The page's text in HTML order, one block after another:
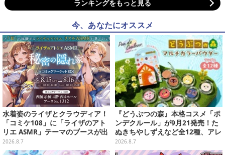
ランキングをもっと見る
今、あなたにオススメ
水着姿のライザとクラウディア！
「コミケ108」に「ライザのアト
リエ ASMR」テーマのブースが出
展ーアクスタや限定“たる”ボイス
ASMRカードも
2026.8.7
『どうぶつの森』本格コスメ「ポ
ンデクルール」が9月21発売！た
ぬきちやしずえなど全12種、アレ
ンジできるリアクションシールも
付属
2026.8.7